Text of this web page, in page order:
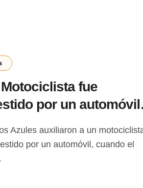
fue
por un automóvil
por un automóvil, cuando el